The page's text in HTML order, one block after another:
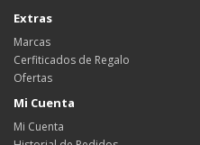
Extras
Marcas
Cerfiticados de Regalo
Ofertas
Mi Cuenta
Mi Cuenta